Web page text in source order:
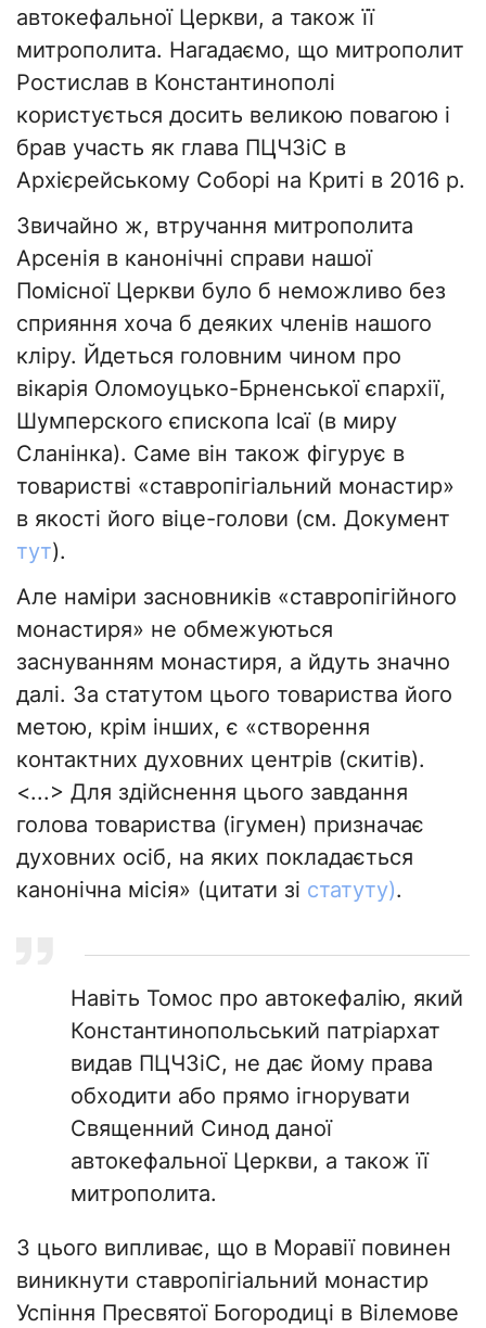
автокефальної Церкви, а також її
митрополита. Нагадаємо, що митрополит
Ростислав в Константинополі
користується досить великою повагою і
брав участь як глава ПЦЧЗіС в
Архієрейському Соборі на Криті в 2016 р.
Звичайно ж, втручання митрополита
Арсенія в канонічні справи нашої
Помісної Церкви було б неможливо без
сприяння хоча б деяких членів нашого
кліру. Йдеться головним чином про
вікарія Оломоуцько-Брненської єпархії,
Шумперского єпископа Ісаї (в миру
Сланінка). Саме він також фігурує в
товаристві «ставропігіальний монастир»
в якості його віце-голови (см. Документ
тут).
Але наміри засновників «ставропігійного
монастиря» не обмежуються
заснуванням монастиря, а йдуть значно
далі. За статутом цього товариства його
метою, крім інших, є «створення
контактних духовних центрів (скитів).
<...> Для здійснення цього завдання
голова товариства (ігумен) призначає
духовних осіб, на яких покладається
канонічна місія» (цитати зі статуту).
Навіть Томос про автокефалію, який
Константинопольський патріархат
видав ПЦЧЗіС, не дає йому права
обходити або прямо ігнорувати
Священний Синод даної
автокефальної Церкви, а також її
митрополита.
З цього випливає, що в Моравії повинен
виникнути ставропігіальний монастир
Успіння Пресвятої Богородиці в Вілемове